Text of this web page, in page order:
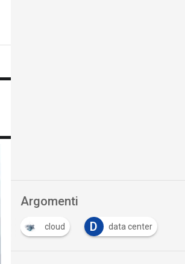
Argomenti
cloud D data center